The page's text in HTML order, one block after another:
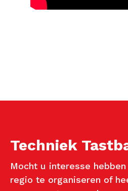
Techniek
Mocht u interesse
regio te organiseren of